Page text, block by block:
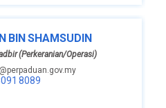
BIN SHAMSUDIN
(Perkeranian/Operasi)
8089